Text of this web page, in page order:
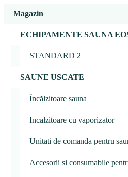
Magazin
ECHIPAMENTE SAUNA
STANDARD 2
SAUNE USCATE
Încălzitoare sauna
Incalzitoare cu vaporizator
Unitati de comanda pentru
Accesorii si consumabile